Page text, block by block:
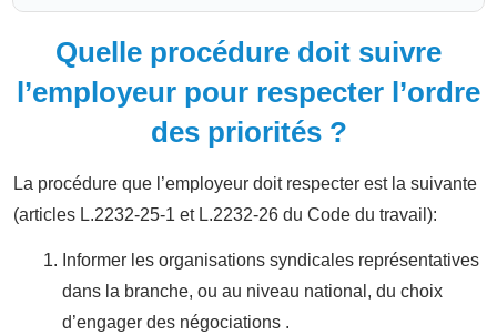
Quelle procédure doit suivre
l’employeur pour respecter l’ordre
des priorités ?
La procédure que l’employeur doit respecter est la suivante
(articles L.2232-25-1 et L.2232-26 du Code du travail):
Informer les organisations syndicales représentatives
dans la branche, ou au niveau national, du choix
d’engager des négociations .